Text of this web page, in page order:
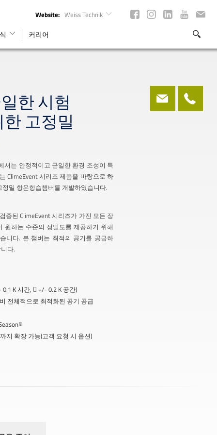
Website: Weiss Technik
커리어
한 시험
고정밀
서는 안정적이고 균일한 환경 조성이 특
ClimeEvent 시리즈 제품을 바탕으로 하
밀 항온항습챔버를 개발하였습니다.
증된 ClimeEvent 시리즈가 가진 모든 장
원하는 수준의 정밀도를 제공하기 위해
니다. 본 챔버는 최적의 공기를 공급하
다.
K 시간,  +/- 0.2 K 공간)
전체적으로 최적화된 공기 공급
지 확장 가능(고객 요청 시 옵션)